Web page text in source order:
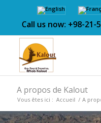
Call us now: +98-21-
A propos de Kalout
Vous êtes ici : Accueil / A